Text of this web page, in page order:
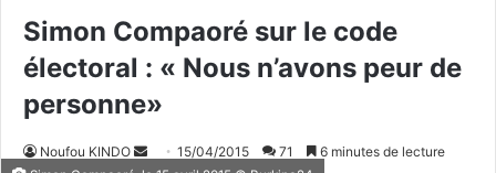
Simon Compaoré sur le code
électoral : « Nous n’avons peur de
personne»
Noufou KINDO 15/04/2015 71 6 minutes de lecture